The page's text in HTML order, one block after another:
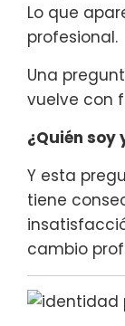
Lo que
profesional.
Una
vuelve con
¿Quién soy
Y esta
tiene
cambio